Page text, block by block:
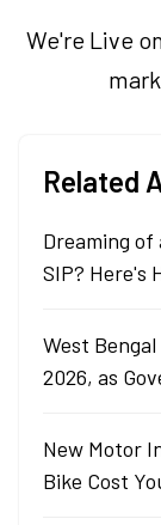
We're Live
Related
Dreaming of
SIP? Here's
West
2026, as
New Motor
Bike Cost